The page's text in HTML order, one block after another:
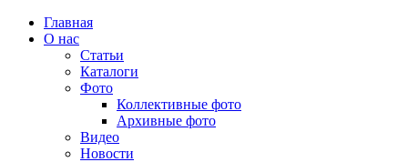
Главная
О нас
Статьи
Каталоги
Фото
Коллективные фото
Архивные фото
Видео
Новости